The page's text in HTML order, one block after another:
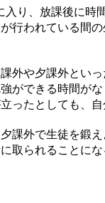
り、放課後に
行われている間
外や夕課外とい
ができる時間が
ったとしても、
課外で生徒を鍛
取られることに